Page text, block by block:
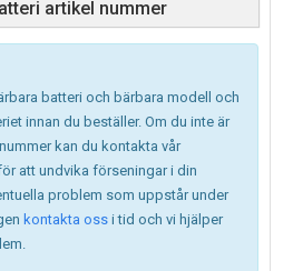
artikel nummer
batteri och bärbara modell och
innan du beställer. Om du inte är
kan du kontakta vår
att undvika förseningar i din
problem som uppstår under
kontakta oss i tid och vi hjälper